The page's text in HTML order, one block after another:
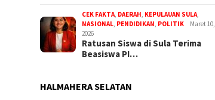
CEK FAKTA DAERAH KEPULAUAN SULA
NASIONAL PENDIDIKAN POLITIK
Maret 10,
2026
Ratusan Siswa di Sula Terima
Beasiswa PI…
HALMAHERA SELATAN